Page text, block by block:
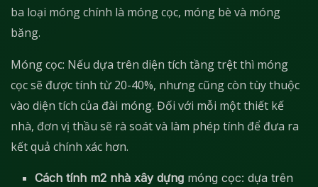
ba loại móng chính là móng cọc, móng bè và móng
băng.
Móng cọc: Nếu dựa trên diện tích tầng trệt thì móng
cọc sẽ được tính từ 20-40%, nhưng cũng còn tùy thuộc
vào diện tích của đài móng. Đối với mỗi một thiết kế
nhà, đơn vị thầu sẽ rà soát và làm phép tính để đưa ra
kết quả chính xác hơn.
Cách tính m2 nhà xây dựng móng cọc: dựa trên